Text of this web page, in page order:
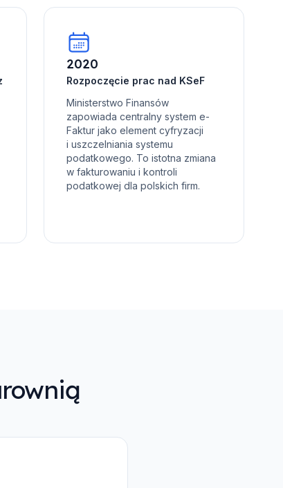
2020
Rozpoczęcie prac nad KSeF
Ministerstwo Finansów
zapowiada centralny system e-
Faktur jako element cyfryzacji
i uszczelniania systemu
podatkowego. To istotna zmiana
w fakturowaniu i kontroli
podatkowej dla polskich firm.